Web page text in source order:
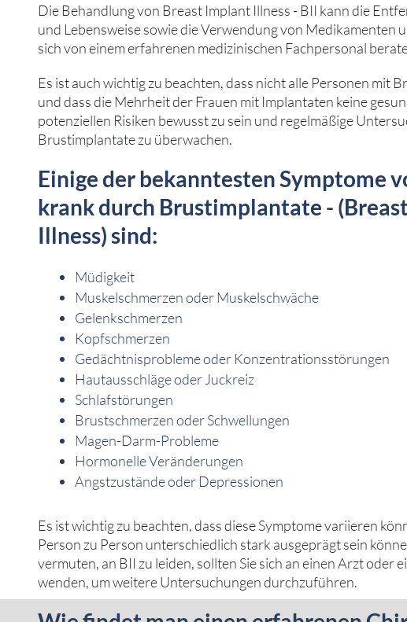
Die Behandlung von Breast Implant Illness - BII kann die
und Lebensweise sowie die Verwendung von
sich von einem erfahrenen medizinischen Fachpersonal
Es ist auch wichtig zu beachten, dass nicht alle Personen mit
und dass die Mehrheit der Frauen mit Implantaten keine
potenziellen Risiken bewusst zu sein und regelmäßige
Brustimplantate zu überwachen.
Einige der bekanntesten Symptome
krank durch Brustimplantate -
Illness) sind:
Müdigkeit
Muskelschmerzen oder Muskelschwäche
Gelenkschmerzen
Kopfschmerzen
Gedächtnisprobleme oder Konzentrationsstörungen
Hautausschläge oder Juckreiz
Schlafstörungen
Brustschmerzen oder Schwellungen
Magen-Darm-Probleme
Hormonelle Veränderungen
Angstzustände oder Depressionen
Es ist wichtig zu beachten, dass diese Symptome variieren
Person zu Person unterschiedlich stark ausgeprägt sein
vermuten, an BII zu leiden, sollten Sie sich an einen Arzt oder
wenden, um weitere Untersuchungen durchzuführen.